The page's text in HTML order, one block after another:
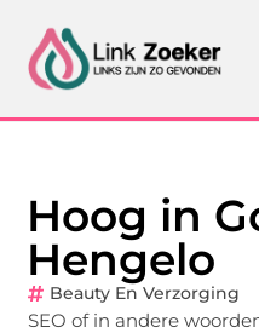
Hoog in
Hengelo
Beauty En Verzorging
SEO of in andere